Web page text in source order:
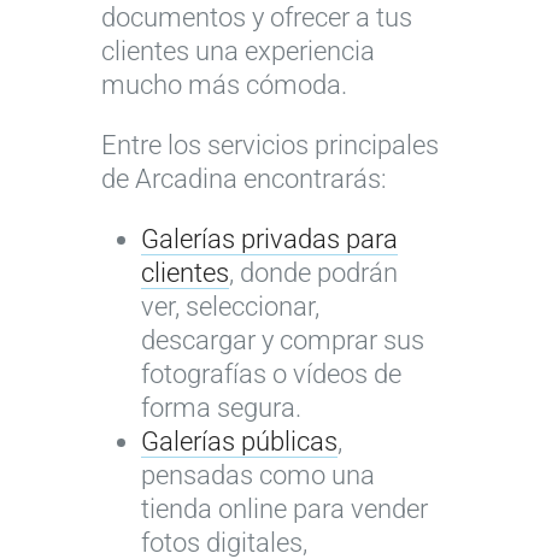
documentos y ofrecer a tus
clientes una experiencia
mucho más cómoda.
Entre los servicios principales
de Arcadina encontrarás:
Galerías privadas para
clientes, donde podrán
ver, seleccionar,
descargar y comprar sus
fotografías o vídeos de
forma segura.
Galerías públicas,
pensadas como una
tienda online para vender
fotos digitales,